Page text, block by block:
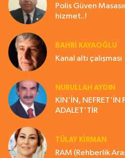
Polis Güven
hizmet..!
BAHRI KAYAOĞLU
Kanal altı çalışması
NURULLAH AYDIN
KİN'İN, NEFRET'İN
ADALET'TİR
TÜLAY KİRMAN